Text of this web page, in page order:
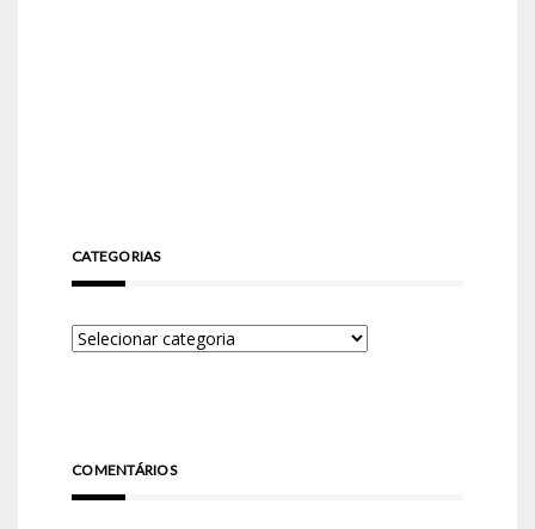
CATEGORIAS
COMENTÁRIOS